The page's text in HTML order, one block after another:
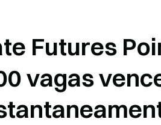
Futures
vagas